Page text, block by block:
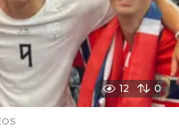
12 0